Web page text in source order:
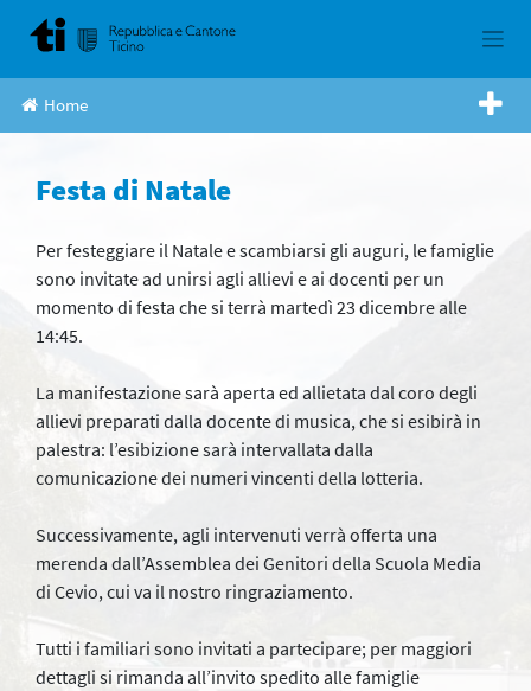
Home
Festa di Natale
Per festeggiare il Natale e scambiarsi gli auguri, le famiglie
sono invitate ad unirsi agli allievi e ai docenti per un
momento di festa che si terrà martedì 23 dicembre alle
14:45.
La manifestazione sarà aperta ed allietata dal coro degli
allievi preparati dalla docente di musica, che si esibirà in
palestra: l’esibizione sarà intervallata dalla
comunicazione dei numeri vincenti della lotteria.
Successivamente, agli intervenuti verrà offerta una
merenda dall’Assemblea dei Genitori della Scuola Media
di Cevio, cui va il nostro ringraziamento.
Tutti i familiari sono invitati a partecipare; per maggiori
dettagli si rimanda all’invito spedito alle famiglie